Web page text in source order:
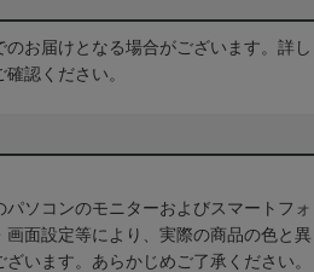
お届けとなる場合がございます。詳し
確認ください。
ソコンのモニターおよびスマートフォ
画面設定等により、実際の商品の色と異
います。あらかじめご了承ください。